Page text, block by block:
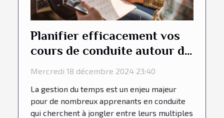
Planifier efficacement vos
cours de conduite autour de
vos horaires
Mercredi 18 décembre 2024 23:40
La gestion du temps est un enjeu majeur
pour de nombreux apprenants en conduite
qui cherchent à jongler entre leurs multiples